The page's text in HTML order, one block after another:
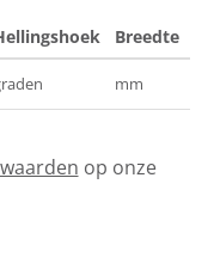
Breedte
mm
op onze